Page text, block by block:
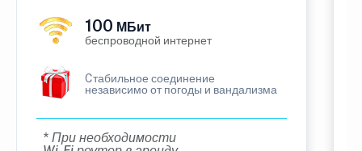
100 МБит
беспроводной интернет
Cтабильное соединение
независимо от погоды и вандализма
* При необходимости